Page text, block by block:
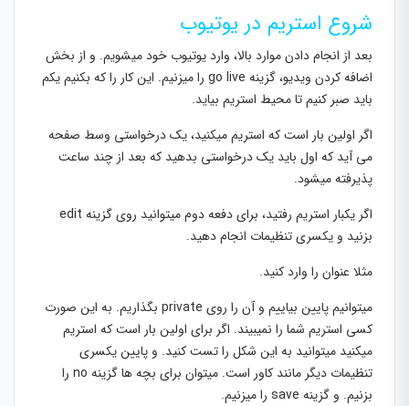
شروع استریم در یوتیوب
بعد از انجام دادن موارد بالا، وارد یوتیوب خود میشویم. و از بخش
اضافه کردن ویدیو، گزینه go live را میزنیم. این کار را که بکنیم یکم
باید صبر کنیم تا محیط استریم بیاید.
اگر اولین بار است که استریم میکنید، یک درخواستی وسط صفحه
می آید که اول باید یک درخواستی بدهید که بعد از چند ساعت
پذیرفته میشود.
اگر یکبار استریم رفتید، برای دفعه دوم میتوانید روی گزینه edit
بزنید و یکسری تنظیمات انجام دهید.
مثلا عنوان را وارد کنید.
میتوانیم پایین بیاییم و آن را روی private بگذاریم. به این صورت
کسی استریم شما را نمیبیند. اگر برای اولین بار است که استریم
میکنید میتوانید به این شکل را تست کنید. و پایین یکسری
تنظیمات دیگر مانند کاور است. میتوان برای بچه ها گزینه no را
بزنیم. و گزینه save را میزنیم.